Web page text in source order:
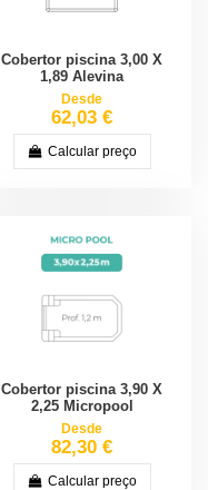
Cobertor piscina 3,00 X
1,89 Alevina
Desde
62,03 €
Calcular preço
Cobertor piscina 3,90 X
2,25 Micropool
Desde
82,30 €
Calcular preço